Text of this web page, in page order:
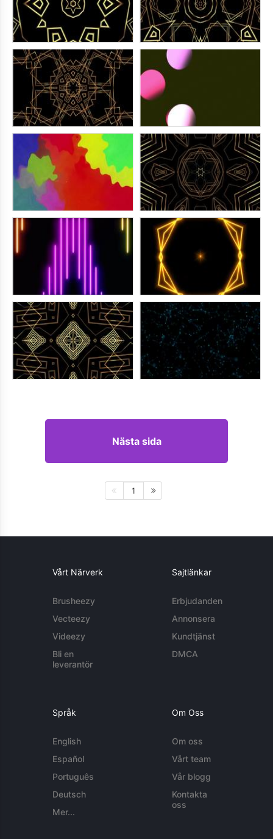
Nästa sida
1
Vårt Närverk
Brusheezy
Vecteezy
Videezy
Bli en
leverantör
Sajtlänkar
Erbjudanden
Annonsera
Kundtjänst
DMCA
Språk
English
Español
Português
Deutsch
Mer...
Om Oss
Om oss
Vårt team
Vår blogg
Kontakta
oss